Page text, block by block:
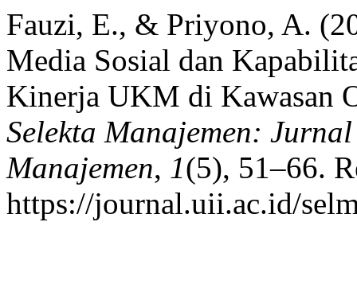
Fauzi, E., & Priyono, A.
Media Sosial dan
Kinerja UKM di Kawasan
Selekta Manajemen:
Manajemen, 1(5), 51–66.
https://journal.uii.ac.id/